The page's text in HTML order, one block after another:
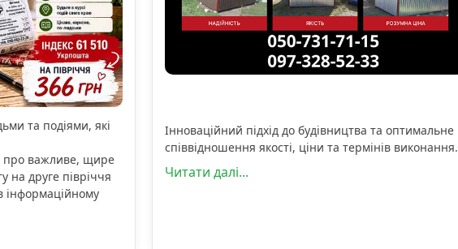
та подіями, які
про важливе, щире
на друге півріччя
інформаційному
Інноваційний підхід до будівництва та оптимальне
співвідношення якості, ціни та термінів виконання.
Читати далі...